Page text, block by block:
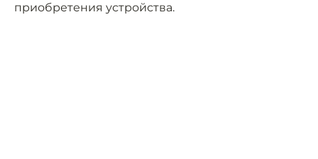
приобретения устройства.